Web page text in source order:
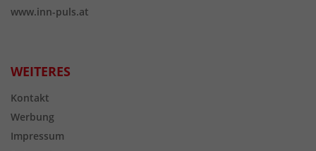
www.inn-puls.at
WEITERES
Kontakt
Werbung
Impressum